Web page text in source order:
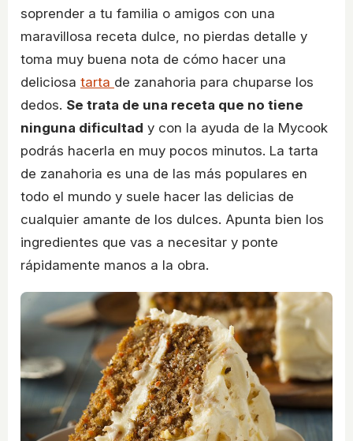
soprender a tu familia o amigos con una
maravillosa receta dulce, no pierdas detalle y
toma muy buena nota de cómo hacer una
deliciosa tarta de zanahoria para chuparse los
dedos. Se trata de una receta que no tiene
ninguna dificultad y con la ayuda de la Mycook
podrás hacerla en muy pocos minutos. La tarta
de zanahoria es una de las más populares en
todo el mundo y suele hacer las delicias de
cualquier amante de los dulces. Apunta bien los
ingredientes que vas a necesitar y ponte
rápidamente manos a la obra.